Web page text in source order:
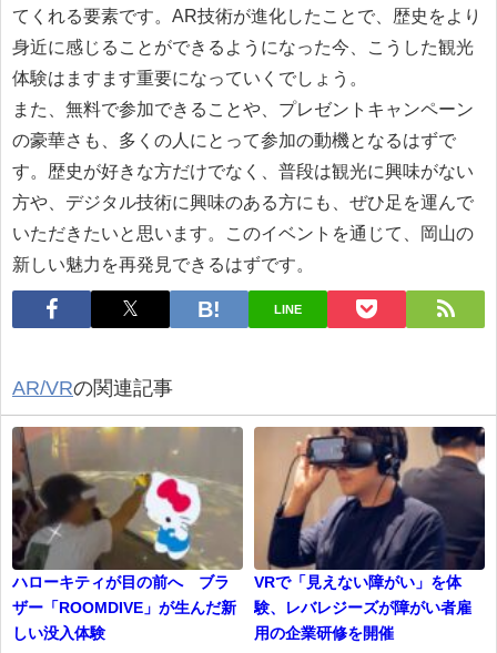
てくれる要素です。AR技術が進化したことで、歴史をより
身近に感じることができるようになった今、こうした観光
体験はますます重要になっていくでしょう。
また、無料で参加できることや、プレゼントキャンペーン
の豪華さも、多くの人にとって参加の動機となるはずで
す。歴史が好きな方だけでなく、普段は観光に興味がない
方や、デジタル技術に興味のある方にも、ぜひ足を運んで
いただきたいと思います。このイベントを通じて、岡山の
新しい魅力を再発見できるはずです。
LINE
AR/VRの関連記事
ハローキティが目の前へ ブラ
ザー「ROOMDIVE」が生んだ新
しい没入体験
VRで「見えない障がい」を体
験、レバレジーズが障がい者雇
用の企業研修を開催